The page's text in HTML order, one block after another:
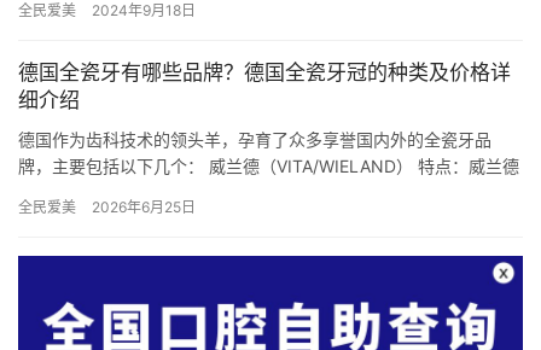
与无…
全民爱美 2024年9月18日
德国全瓷牙有哪些品牌？德国全瓷牙冠的种类及价格详
细介绍
德国作为齿科技术的领头羊，孕育了众多享誉国内外的全瓷牙品
牌，主要包括以下几个： 威兰德（VITA/WIELAND） 特点：威兰德
全民爱美 2026年6月25日